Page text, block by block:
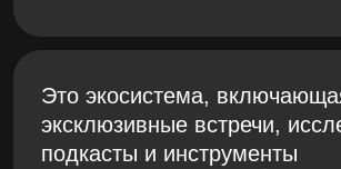
В чате — живые обсуждения, обмен
между резидентами, инсайты и анонсы
закрытых мероприятий